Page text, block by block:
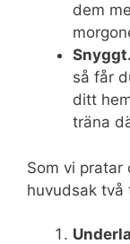
dem
Snyggt.
så får
ditt
träna
Som vi pratar
huvudsak två